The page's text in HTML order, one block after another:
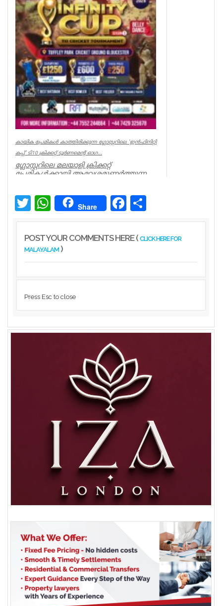
കായിക പ്രേമികള്‍ കാത്തിരിക്കുന്ന ഗ്ലോസ്റ്ററിലെ 'ഇന്‍ഫിനിറ്റി
കപ്പ്' ടി10 ക്രിക്കറ്റ് ടൂര്‍ണമെന്റ് ഓഗ...
ഗ്ലോസ്റ്ററിലെ മലയാളി ക്രിക്കറ്റ്
പ്രേമികള്‍ക്കായി ആവേശമുണര്‍ത്തുന്ന
Associations
Twitter WhatsAppShare Facebook
POST YOUR COMMENTS HERE ( CLICK HERE FOR
MALAYALAM)
Press Esc to close